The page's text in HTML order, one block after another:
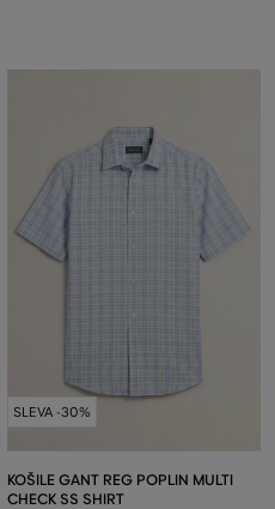
SLEVA -30%
KOŠILE GANT REG POPLIN MULTI
CHECK SS SHIRT